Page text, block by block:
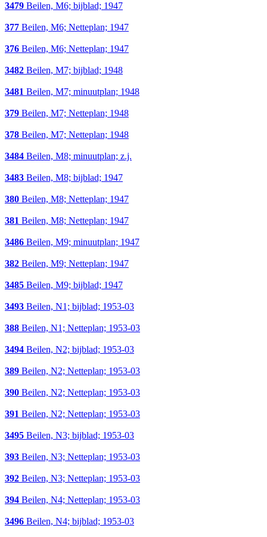
3479 Beilen, M6; bijblad; 1947
377 Beilen, M6; Netteplan; 1947
376 Beilen, M6; Netteplan; 1947
3482 Beilen, M7; bijblad; 1948
3481 Beilen, M7; minuutplan; 1948
379 Beilen, M7; Netteplan; 1948
378 Beilen, M7; Netteplan; 1948
3484 Beilen, M8; minuutplan; z.j.
3483 Beilen, M8; bijblad; 1947
380 Beilen, M8; Netteplan; 1947
381 Beilen, M8; Netteplan; 1947
3486 Beilen, M9; minuutplan; 1947
382 Beilen, M9; Netteplan; 1947
3485 Beilen, M9; bijblad; 1947
3493 Beilen, N1; bijblad; 1953-03
388 Beilen, N1; Netteplan; 1953-03
3494 Beilen, N2; bijblad; 1953-03
389 Beilen, N2; Netteplan; 1953-03
390 Beilen, N2; Netteplan; 1953-03
391 Beilen, N2; Netteplan; 1953-03
3495 Beilen, N3; bijblad; 1953-03
393 Beilen, N3; Netteplan; 1953-03
392 Beilen, N3; Netteplan; 1953-03
394 Beilen, N4; Netteplan; 1953-03
3496 Beilen, N4; bijblad; 1953-03